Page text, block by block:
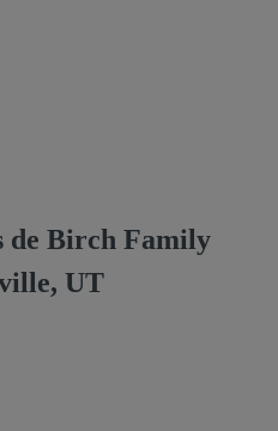
de Birch Family
UT